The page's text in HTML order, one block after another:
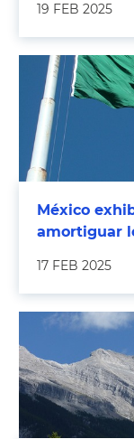
19 FEB 2025
México
amortiguar
17 FEB 2025